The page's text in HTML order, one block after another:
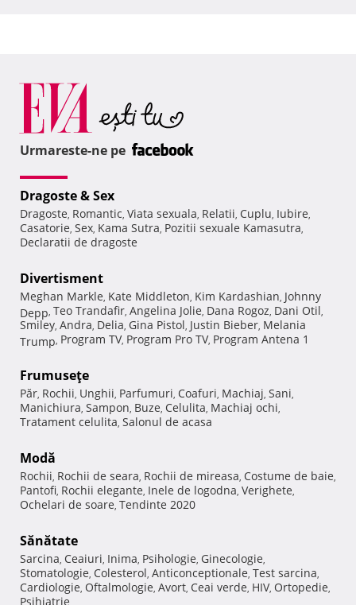
Urmareste-ne pe
Dragoste & Sex
Dragoste, Romantic, Viata sexuala, Relatii, Cuplu, Iubire,
Casatorie, Sex, Kama Sutra, Pozitii sexuale Kamasutra,
Declaratii de dragoste
Divertisment
Meghan Markle, Kate Middleton, Kim Kardashian, Johnny
Depp, Teo Trandafir, Angelina Jolie, Dana Rogoz, Dani Otil,
Smiley, Andra, Delia, Gina Pistol, Justin Bieber, Melania
Trump, Program TV, Program Pro TV, Program Antena 1
Frumuseţe
Păr, Rochii, Unghii, Parfumuri, Coafuri, Machiaj, Sani,
Manichiura, Sampon, Buze, Celulita, Machiaj ochi,
Tratament celulita, Salonul de acasa
Modă
Rochii, Rochii de seara, Rochii de mireasa, Costume de baie,
Pantofi, Rochii elegante, Inele de logodna, Verighete,
Ochelari de soare, Tendinte 2020
Sănătate
Sarcina, Ceaiuri, Inima, Psihologie, Ginecologie,
Stomatologie, Colesterol, Anticonceptionale, Test sarcina,
Cardiologie, Oftalmologie, Avort, Ceai verde, HIV, Ortopedie,
Psihiatrie